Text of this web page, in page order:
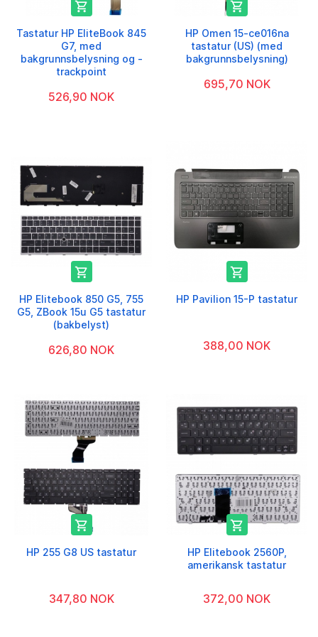

Tastatur HP EliteBook 845
G7, med
bakgrunnsbelysning og -
trackpoint
526,90 NOK

HP Omen 15-ce016na
tastatur (US) (med
bakgrunnsbelysning)
695,70 NOK

HP Elitebook 850 G5, 755
G5, ZBook 15u G5 tastatur
(bakbelyst)
626,80 NOK

HP Pavilion 15-P tastatur
388,00 NOK

HP 255 G8 US tastatur
347,80 NOK

HP Elitebook 2560P,
amerikansk tastatur
372,00 NOK